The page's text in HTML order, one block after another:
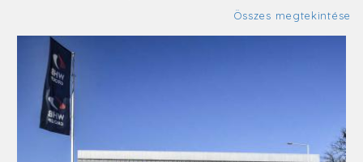
Összes megtekintése